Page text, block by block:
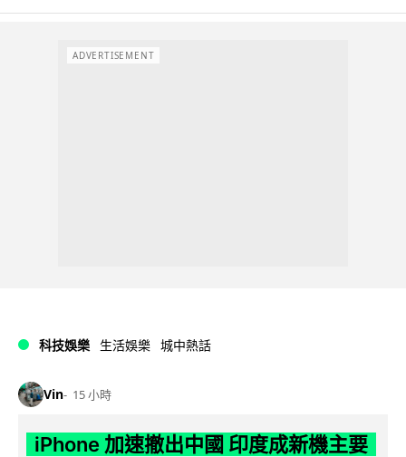
ADVERTISEMENT
科技娛樂 生活娛樂 城中熱話
Vin 15 小時
iPhone 加速撤出中國 印度成新機主要